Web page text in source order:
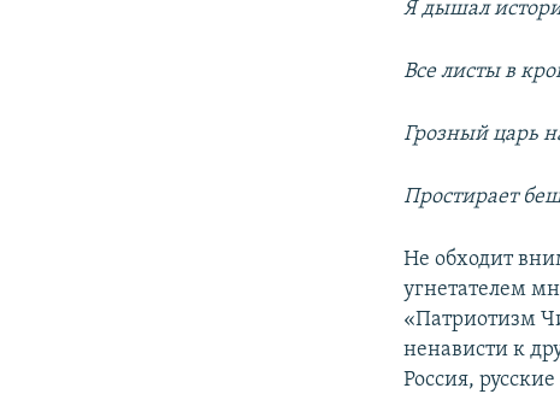
Я дышал
Все листы в
Грозный царь
Простирает
Не обходит
угнетателем
«Патриотизм
ненависти к
Россия,